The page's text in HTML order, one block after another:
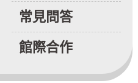
常見問答
館際合作